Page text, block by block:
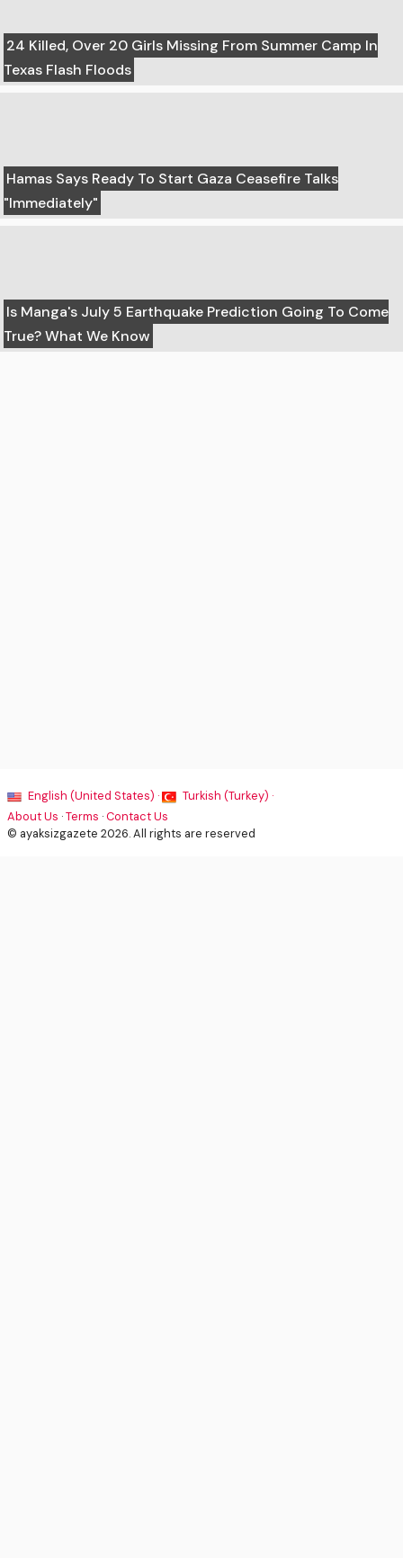
24 Killed, Over 20 Girls Missing From Summer Camp In
Texas Flash Floods
Hamas Says Ready To Start Gaza Ceasefire Talks
"Immediately"
Is Manga's July 5 Earthquake Prediction Going To Come
True? What We Know
English (United States) ·
Turkish (Turkey) ·
About Us ·Terms ·Contact Us
© ayaksizgazete 2026. All rights are reserved